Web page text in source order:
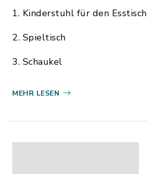
1. Kinderstuhl für den Esstisch
2. Spieltisch
3. Schaukel
MEHR LESEN